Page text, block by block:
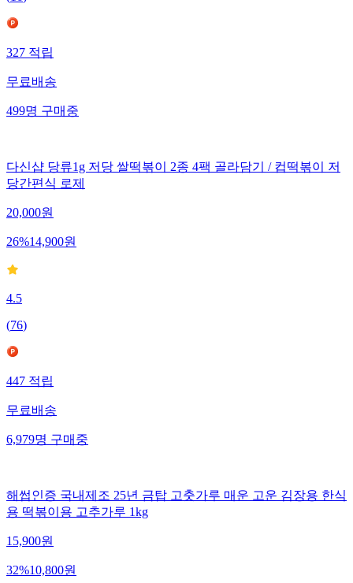
327 적립
무료배송
499명 구매중
다신샵 당류1g 저당 쌀떡볶이 2종 4팩 골라담기 / 컵떡볶이 저
당간편식 로제
20,000원
26%14,900원
4.5
(76)
447 적립
무료배송
6,979명 구매중
해썹인증 국내제조 25년 금탑 고춧가루 매운 고운 김장용 한식
용 떡볶이용 고추가루 1kg
15,900원
32%10,800원